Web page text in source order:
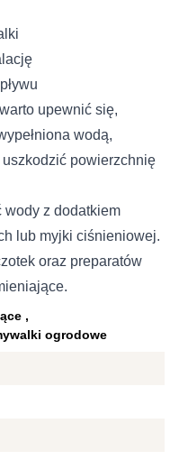
upewnić się,
wodą,
powierzchnię
wody z dodatkiem
lub myjki ciśnieniowej.
oraz preparatów
ogrodowe